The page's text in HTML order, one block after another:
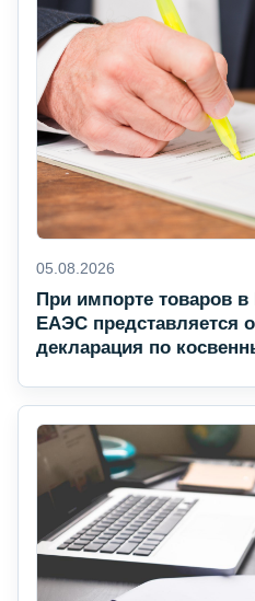
05.08.2026
При импорте товаров
ЕАЭС представляется
декларация по